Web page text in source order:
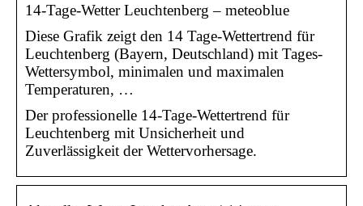
14-Tage-Wetter Leuchtenberg – meteoblue
Diese Grafik zeigt den 14 Tage-Wettertrend für
Leuchtenberg (Bayern, Deutschland) mit Tages-
Wettersymbol, minimalen und maximalen
Temperaturen, …
Der professionelle 14-Tage-Wettertrend für
Leuchtenberg mit Unsicherheit und
Zuverlässigkeit der Wettervorhersage.